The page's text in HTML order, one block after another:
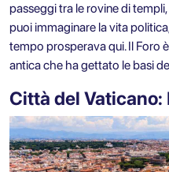
passeggi tra le rovine di
puoi immaginare la vita
tempo prosperava qui. Il Foro
antica che ha gettato le basi
Città del